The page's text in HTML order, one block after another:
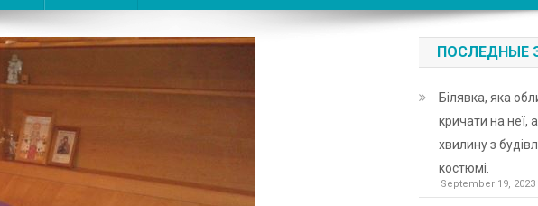
ПОСЛЕДНЫЕ
Білявка, яка
кричати на неї,
хвилину з
костюмі.
September 19, 2023